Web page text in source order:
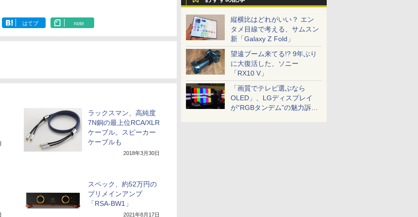
縦横比はどれがいい？ エン
タメ目線で考える、サムスン
新「Galaxy Z Fold」
望遠ブーム来てる!? 9年ぶり
に大復活した、ソニー
「RX10 V」
「画質でテレビ選ぶなら
OLED」、LGディスプレイ
が“RGBタンデム”の魅力訴
はてブ note
ラックスマン、高純度
7N銅の最上位RCA/XLR
ケーブル。スピーカー
ケーブルも
2018年3月30日
スペック、約52万円の
プリメインアンプ
「RSA-BW1」
2021年8月17日